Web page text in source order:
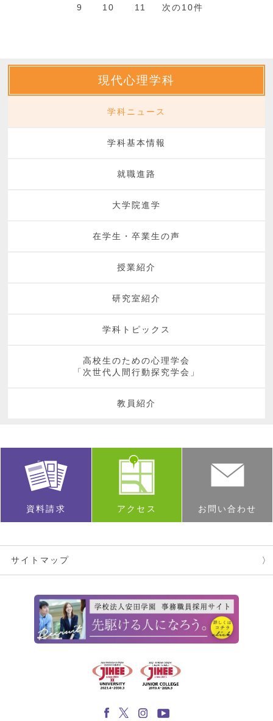
9
10 11 次の10件
現代心理学科
学科ニュース
学科基本情報
就職進路
大学院進学
在学生・卒業生の声
授業紹介
研究室紹介
学科トピックス
高校生のための心理学会
「次世代人間行動探究学会」
教員紹介
資料請求 アクセス お問い合わせ
サイトマップ